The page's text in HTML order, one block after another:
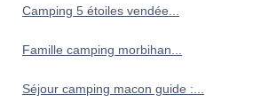
Camping 5 étoiles vendée...
Famille camping morbihan...
Séjour camping macon guide :...